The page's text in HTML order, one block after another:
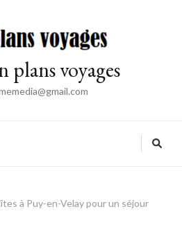
plans voyages
à Puy-en-Velay pour un séjour